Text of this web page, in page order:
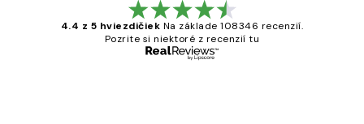
4.4 z 5 hviezdičiek Na základe 108346 recenzií.
Pozrite si niektoré z recenzií tu